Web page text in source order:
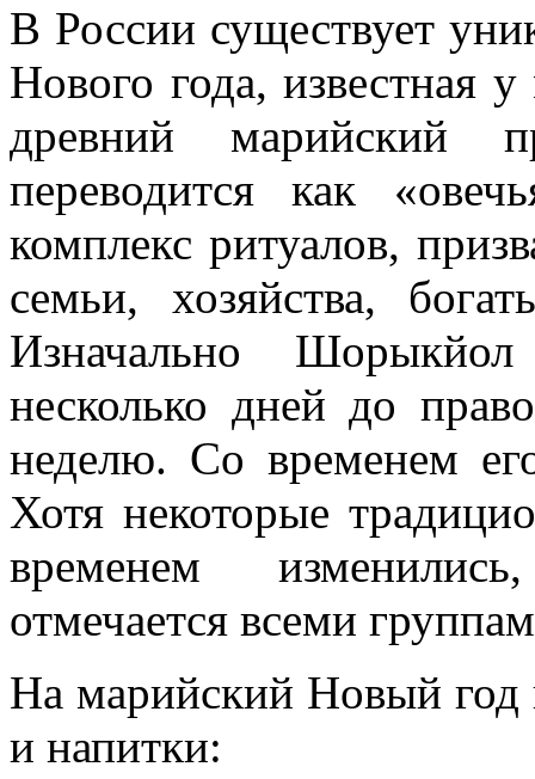
В России существует
Нового года, известная
древний марийский
переводится как
комплекс ритуалов,
семьи, хозяйства,
Изначально
несколько дней до
неделю. Со временем
Хотя некоторые
временем
отмечается всеми
На марийский Новый год
и напитки: